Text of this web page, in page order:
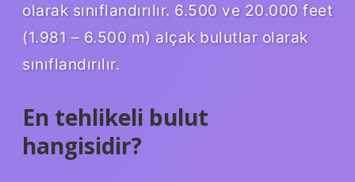
olarak sınıflandırılır. 6.500 ve 20.000 feet
(1.981 – 6.500 m) alçak bulutlar olarak
sınıflandırılır.
En tehlikeli bulut
hangisidir?